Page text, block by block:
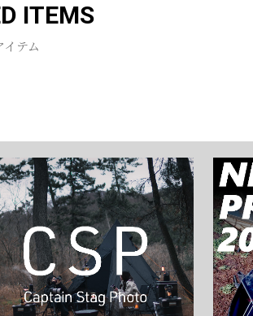
ITEMS
テム